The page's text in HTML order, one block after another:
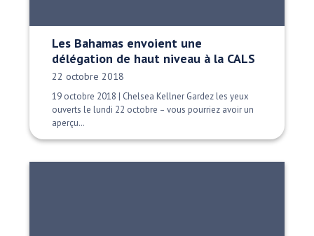
Les Bahamas envoient une
délégation de haut niveau à la CALS
Date publiée:
22 octobre 2018
19 octobre 2018 | Chelsea Kellner Gardez les yeux
ouverts le lundi 22 octobre – vous pourriez avoir un
aperçu…